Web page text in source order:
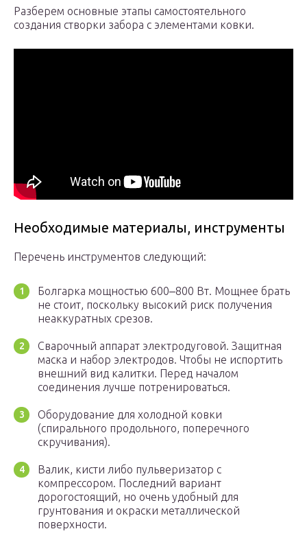
Разберем основные этапы самостоятельного
создания створки забора с элементами ковки.
Необходимые материалы, инструменты
Перечень инструментов следующий:
Болгарка мощностью 600‒800 Вт. Мощнее брать
не стоит, поскольку высокий риск получения
неаккуратных срезов.
Сварочный аппарат электродуговой. Защитная
маска и набор электродов. Чтобы не испортить
внешний вид калитки. Перед началом
соединения лучше потренироваться.
Оборудование для холодной ковки
(спирального продольного, поперечного
скручивания).
Валик, кисти либо пульверизатор с
компрессором. Последний вариант
дорогостоящий, но очень удобный для
грунтования и окраски металлической
поверхности.